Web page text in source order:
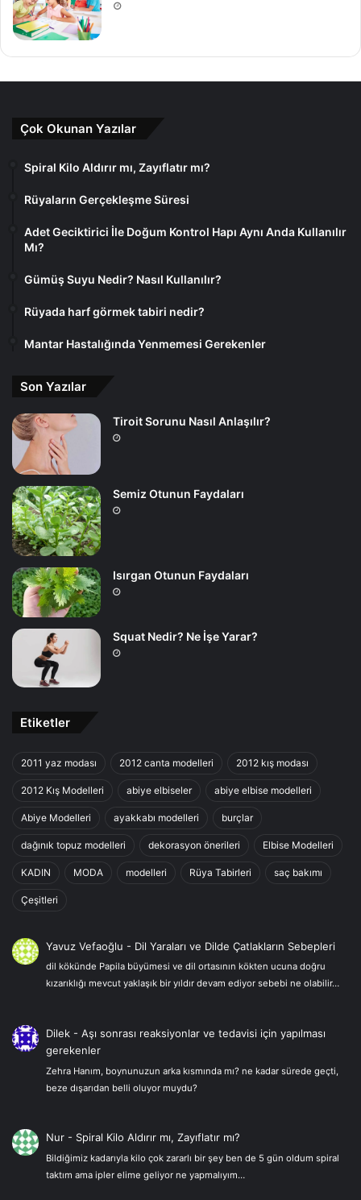
Çok Okunan Yazılar
Spiral Kilo Aldırır mı, Zayıflatır mı?
Rüyaların Gerçekleşme Süresi
Adet Geciktirici İle Doğum Kontrol Hapı Aynı Anda Kullanılır
Mı?
Gümüş Suyu Nedir? Nasıl Kullanılır?
Rüyada harf görmek tabiri nedir?
Mantar Hastalığında Yenmemesi Gerekenler
Son Yazılar
Tiroit Sorunu Nasıl Anlaşılır?
Semiz Otunun Faydaları
Isırgan Otunun Faydaları
Squat Nedir? Ne İşe Yarar?
Etiketler
2011 yaz modası 2012 canta modelleri 2012 kış modası
2012 Kış Modelleri abiye elbiseler abiye elbise modelleri
Abiye Modelleri ayakkabı modelleri burçlar
dağınık topuz modelleri dekorasyon önerileri Elbise Modelleri
KADIN MODA modelleri Rüya Tabirleri saç bakımı
Çeşitleri
Yavuz Vefaoğlu - Dil Yaraları ve Dilde Çatlakların Sebepleri
dil kökünde Papila büyümesi ve dil ortasının kökten ucuna doğru
kızarıklığı mevcut yaklaşık bir yıldır devam ediyor sebebi ne olabilir…
Dilek -Aşı sonrası reaksiyonlar ve tedavisi için yapılması
gerekenler
Zehra Hanım, boynunuzun arka kısmında mı? ne kadar sürede geçti,
beze dışarıdan belli oluyor muydu?
Nur - Spiral Kilo Aldırır mı, Zayıflatır mı?
Bildiğimiz kadarıyla kilo çok zararlı bir şey ben de 5 gün oldum spiral
taktım ama ipler elime geliyor ne yapmalıyım…